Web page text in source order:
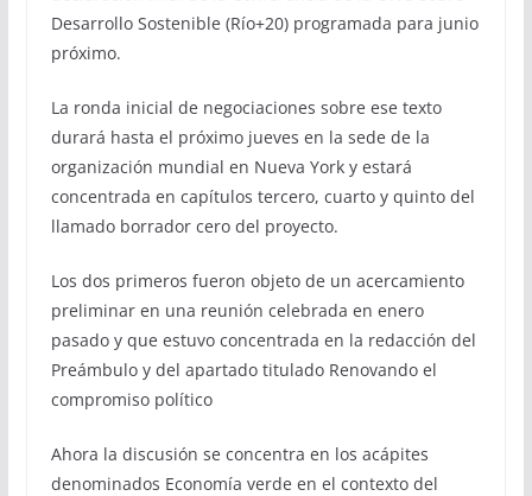
Desarrollo Sostenible (Río+20) programada para junio
próximo.
La ronda inicial de negociaciones sobre ese texto
durará hasta el próximo jueves en la sede de la
organización mundial en Nueva York y estará
concentrada en capítulos tercero, cuarto y quinto del
llamado borrador cero del proyecto.
Los dos primeros fueron objeto de un acercamiento
preliminar en una reunión celebrada en enero
pasado y que estuvo concentrada en la redacción del
Preámbulo y del apartado titulado Renovando el
compromiso político
Ahora la discusión se concentra en los acápites
denominados Economía verde en el contexto del